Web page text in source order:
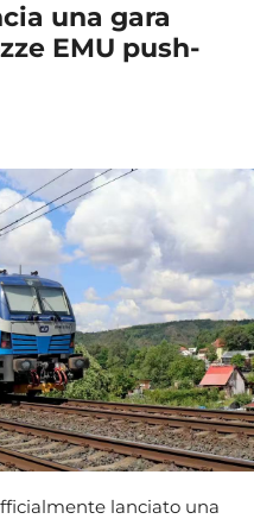
una gara
EMU push-
lanciato una